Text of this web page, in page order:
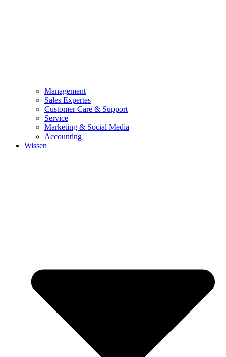
Management
Sales Expertes
Customer Care & Support
Service
Marketing & Social Media
Accounting
Wissen